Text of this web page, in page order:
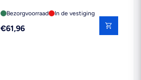
Bezorgvoorraad In de vestiging
Reguliere
€61,96